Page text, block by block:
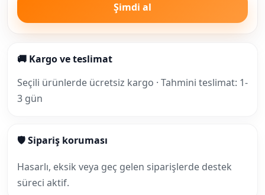
Şimdi al
🚚 Kargo ve teslimat
Seçili ürünlerde ücretsiz kargo · Tahmini teslimat: 1-
3 gün
🛡 Sipariş koruması
Hasarlı, eksik veya geç gelen siparişlerde destek
süreci aktif.